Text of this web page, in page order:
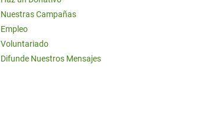
Nuestras Campañas
Empleo
Voluntariado
Difunde Nuestros Mensajes